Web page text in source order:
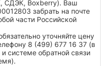
СДЭК, Boxberry). Ваш
забрать на почте
части Российской
уточняйте цену
8 (499) 677 16 37 (в
системе обратной связи